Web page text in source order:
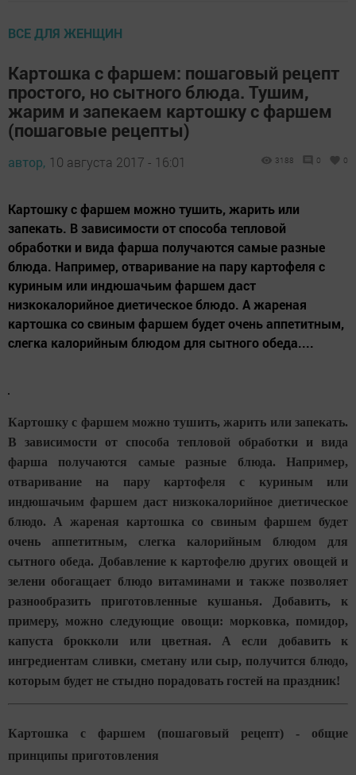
ВСЕ ДЛЯ ЖЕНЩИН
Картошка с фаршем: пошаговый рецепт
простого, но сытного блюда. Тушим,
жарим и запекаем картошку с фаршем
(пошаговые рецепты)
автор, 10 августа 2017 - 16:01 3188 0 0
Картошку с фаршем можно тушить, жарить или
запекать. В зависимости от способа тепловой
обработки и вида фарша получаются самые разные
блюда. Например, отваривание на пару картофеля с
куриным или индюшачьим фаршем даст
низкокалорийное диетическое блюдо. А жареная
картошка со свиным фаршем будет очень аппетитным,
слегка калорийным блюдом для сытного обеда....
Картошку с фаршем можно тушить, жарить или запекать.
В зависимости от способа тепловой обработки и вида
фарша получаются самые разные блюда. Например,
отваривание на пару картофеля с куриным или
индюшачьим фаршем даст низкокалорийное диетическое
блюдо. А жареная картошка со свиным фаршем будет
очень аппетитным, слегка калорийным блюдом для
сытного обеда. Добавление к картофелю других овощей и
зелени обогащает блюдо витаминами и также позволяет
разнообразить приготовленные кушанья. Добавить, к
примеру, можно следующие овощи: морковка, помидор,
капуста брокколи или цветная. А если добавить к
ингредиентам сливки, сметану или сыр, получится блюдо,
которым будет не стыдно порадовать гостей на праздник!
Картошка с фаршем (пошаговый рецепт) - общие
принципы приготовления